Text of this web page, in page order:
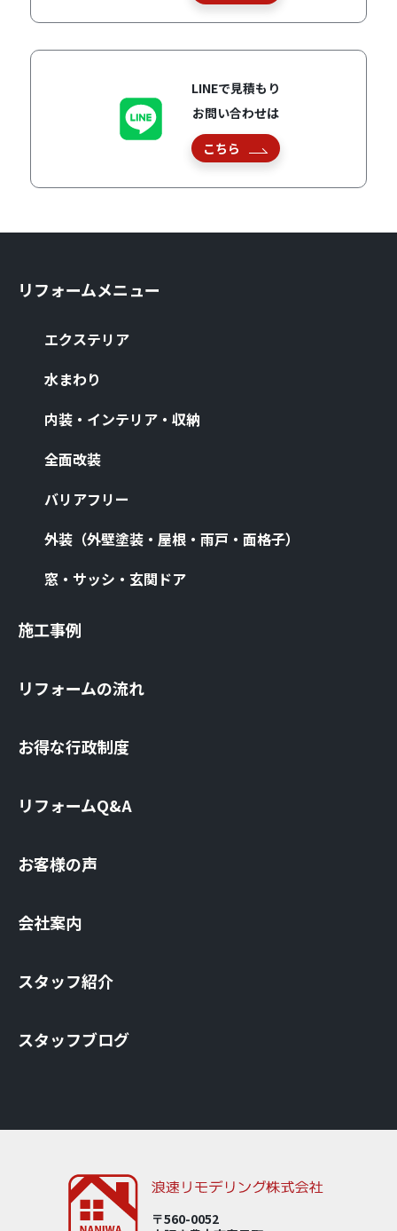
LINEで見積もり
お問い合わせは
こちら
リフォームメニュー
エクステリア
⽔まわり
内装・インテリア・収納
全⾯改装
バリアフリー
外装（外壁塗装・屋根・⾬⼾・⾯格⼦）
窓・サッシ・⽞関ドア
施⼯事例
リフォームの流れ
お得な⾏政制度
リフォームQ&A
お客様の声
会社案内
スタッフ紹介
スタッフブログ
〒560-0052